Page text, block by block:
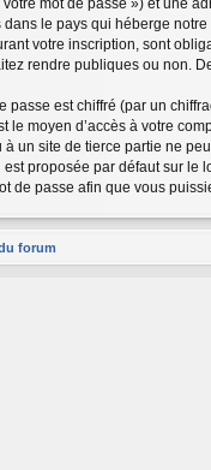
le pays qui héberge
votre inscription, sont
rendre publiques ou non.
passe est chiffré (par un
le moyen d’accès à votre
à un site de tierce partie ne
est proposée par défaut sur le
de passe afin que vous
forum